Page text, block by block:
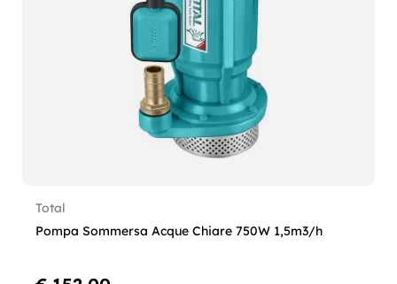
Total
Pompa Sommersa Acque Chiare 750W 1,5m3/h